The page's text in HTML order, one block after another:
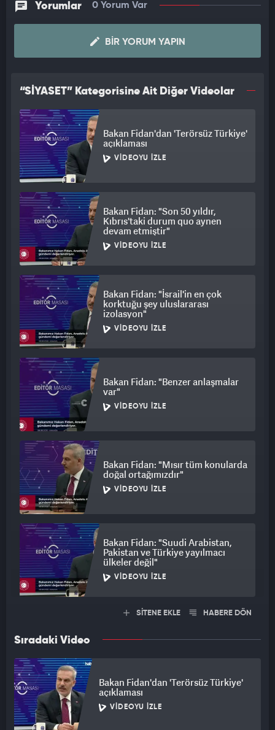
Yorumlar 0 Yorum Var
BIR YORUM YAPIN
“SİYASET” Kategorisine Ait Diğer Videolar
Bakan Fidan'dan 'Terörsüz Türkiye'
açıklaması
VIDEOYU İZLE
Bakan Fidan: "Son 50 yıldır,
Kıbrıs'taki durum quo aynen
devam etmiştir"
VIDEOYU İZLE
Bakan Fidan: "İsrail'in en çok
korktuğu şey uluslararası
izolasyon"
VIDEOYU İZLE
Bakan Fidan: "Benzer anlaşmalar
var"
VIDEOYU İZLE
Bakan Fidan: "Mısır tüm konularda
doğal ortağımızdır"
VIDEOYU İZLE
Bakan Fidan: "Suudi Arabistan,
Pakistan ve Türkiye yayılmacı
ülkeler değil"
VIDEOYU İZLE
SİTENE EKLE HABERE DÖN
Sıradaki Video
Bakan Fidan'dan 'Terörsüz Türkiye'
açıklaması
VIDEOYU İZLE